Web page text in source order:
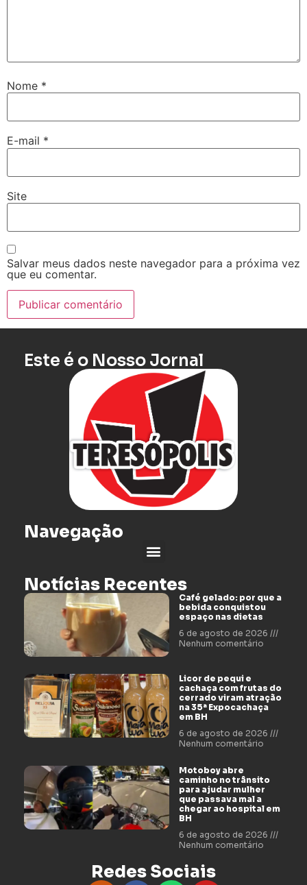
Nome *
E-mail *
Site
Salvar meus dados neste navegador para a próxima vez
que eu comentar.
Este é o Nosso Jornal
Navegação
Notícias Recentes
Café gelado: por que a
bebida conquistou
espaço nas dietas
6 de agosto de 2026
Nenhum comentário
Licor de pequi e
cachaça com frutas do
cerrado viram atração
na 35ª Expocachaça
em BH
6 de agosto de 2026
Nenhum comentário
Motoboy abre
caminho no trânsito
para ajudar mulher
que passava mal a
chegar ao hospital em
BH
6 de agosto de 2026
Nenhum comentário
Redes Sociais